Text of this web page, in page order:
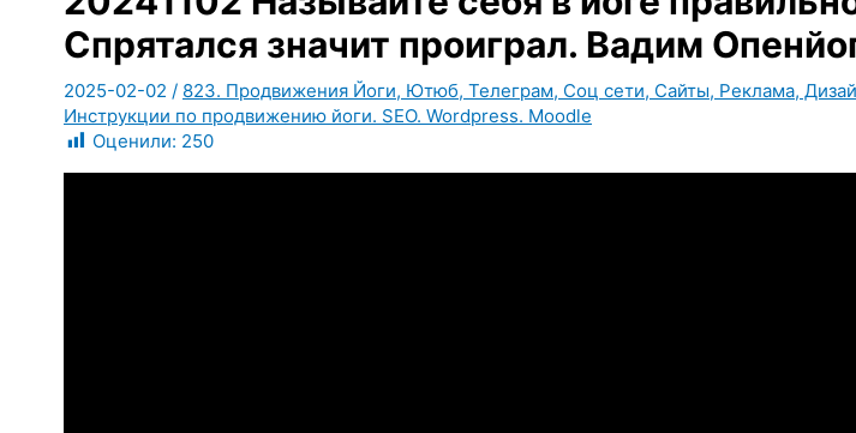
Спрятался значит проиграл. Вадим
2025-02-02 / 823. Продвижения Йоги, Ютюб, Телеграм, Соц сети, Сайты, Реклама,
Инструкции по продвижению йоги. SEO. Wordpress. Moodle
Оценили: 250